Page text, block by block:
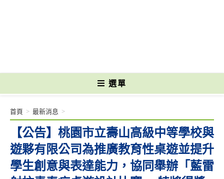
選單
【公告】桃園市立壽山高級中等學校與
遊夥有限公司為推廣教育性桌遊並提升
學生創意與表達能力，協同舉辦「藍雷
首頁 > 最新消息 >